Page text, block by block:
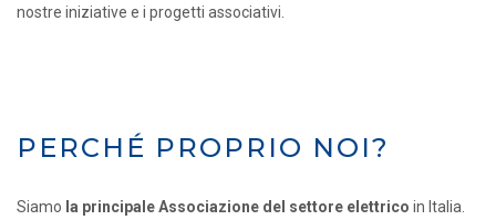
nostre iniziative e i progetti associativi.
PERCHÉ PROPRIO NOI?
Siamo la principale Associazione del settore elettrico in Italia.